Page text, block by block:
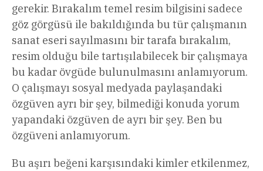
gerekir. Bırakalım temel resim bilgisini sadece
göz görgüsü ile bakıldığında bu tür çalışmanın
sanat eseri sayılmasını bir tarafa bırakalım,
resim olduğu bile tartışılabilecek bir çalışmaya
bu kadar övgüde bulunulmasını anlamıyorum.
O çalışmayı sosyal medyada paylaşandaki
özgüven ayrı bir şey, bilmediği konuda yorum
yapandaki özgüven de ayrı bir şey. Ben bu
özgüveni anlamıyorum.
Bu aşırı beğeni karşısındaki kimler etkilenmez,